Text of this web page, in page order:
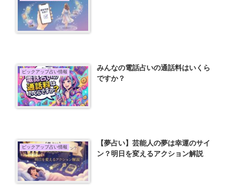
ピックアップ占い情報
みんなの電話占いの通話料はいくら
ですか？
ピックアップ占い情報
【夢占い】芸能人の夢は幸運のサイ
ン？明日を変えるアクション解説